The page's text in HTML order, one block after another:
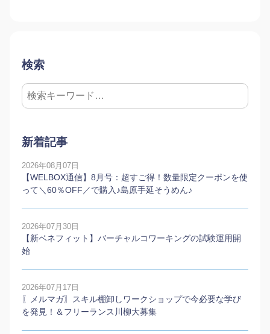
検索
新着記事
2026年08月07日
【WELBOX通信】8月号：超すご得！数量限定クーポンを使
って＼60％OFF／で購入♪島原手延そうめん♪
2026年07月30日
【新ベネフィット】バーチャルコワーキングの試験運用開
始
2026年07月17日
〖メルマガ〗スキル棚卸しワークショップで今必要な学び
を発見！＆フリーランス川柳大募集